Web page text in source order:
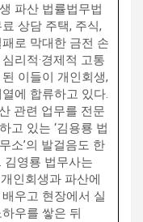
파산 법률법무법
상담 주택, 주식,
로 막대한 금전 손
리적·경제적 고통
이들이 개인회생,
에 합류하고 있다.
관련 업무를 전문
고 있는 ‘김용룡 법
소’의 발걸음도 한
김영룡 법무사는
인회생과 파산에
우고 현장에서 실
우를 쌓은 뒤